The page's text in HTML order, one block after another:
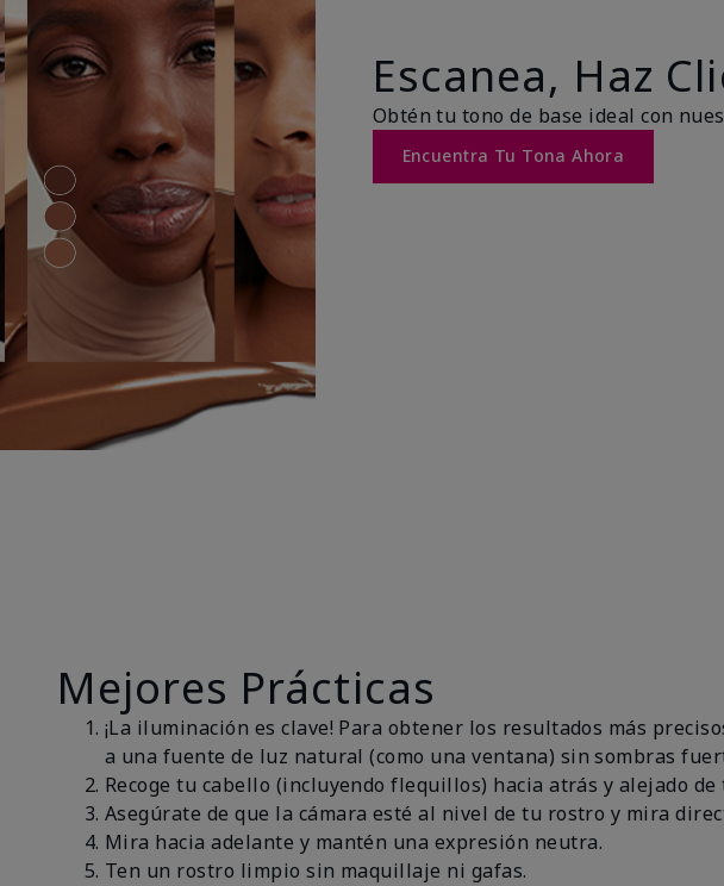
Escanea, Haz
Obtén tu tono de base ideal con
Encuentra Tu Tona Ahora
Mejores Prácticas
¡La iluminación es clave! Para obtener los resultados más
a una fuente de luz natural (como una ventana) sin sombras
Recoge tu cabello (incluyendo flequillos) hacia atrás y alejado
Asegúrate de que la cámara esté al nivel de tu rostro y mira
Mira hacia adelante y mantén una expresión neutra.
Ten un rostro limpio sin maquillaje ni gafas.